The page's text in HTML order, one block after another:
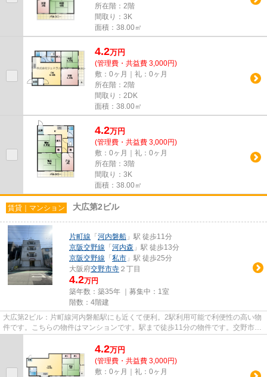
所在階：2階
間取り：3K
面積：38.00㎡
4.2万円
(管理費・共益費 3,000円)
敷：0ヶ月｜礼：0ヶ月
所在階：2階
間取り：2DK
面積：38.00㎡
4.2万円
(管理費・共益費 3,000円)
敷：0ヶ月｜礼：0ヶ月
所在階：3階
間取り：3K
面積：38.00㎡
賃貸｜マンション 大広第2ビル
片町線 「 河内磐船 」駅 徒歩11分
京阪交野線 「 河内森 」駅 徒歩13分
京阪交野線 「 私市 」駅 徒歩25分
大阪府交野市寺 ２丁目
4.2万円
築年数：築35年 ｜募集中： 1室
階数：4階建
大広第2ビル：片町線河内磐船駅にも近くて便利。2駅利用可能で利便性の高い物
件です。こちらの物件はマンションです。駅まで徒歩11分の物件です。交野市エ
4.2万円
(管理費・共益費 3,000円)
敷：0ヶ月｜礼：0ヶ月